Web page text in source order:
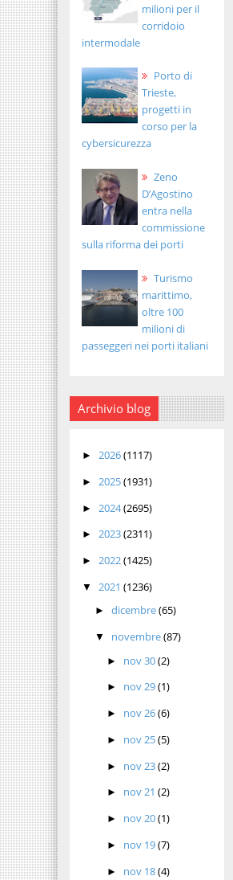
milioni per il
corridoio
intermodale
Porto di
Trieste,
progetti in
corso per la
cybersicurezza
Zeno
D’Agostino
entra nella
commissione
sulla riforma dei porti
Turismo
marittimo,
oltre 100
milioni di
passeggeri nei porti italiani
Archivio blog
► 2026(1117)
► 2025(1931)
► 2024(2695)
► 2023(2311)
► 2022(1425)
▼ 2021 (1236)
► dicembre(65)
▼ novembre(87)
► nov 30(2)
► nov 29(1)
► nov 26(6)
► nov 25(5)
► nov 23(2)
► nov 21(2)
► nov 20(1)
► nov 19(7)
► nov 18(4)